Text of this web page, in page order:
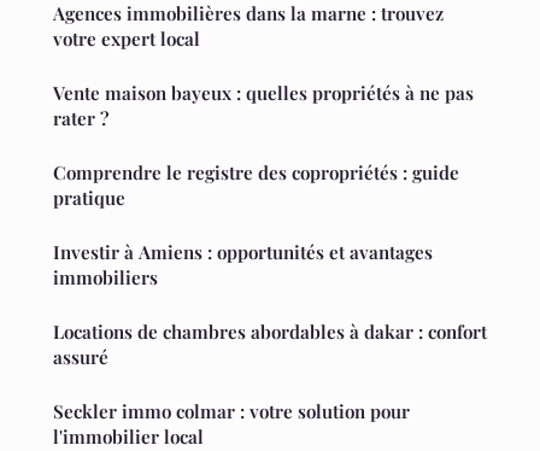
Agences immobilières dans la marne : trouvez
votre expert local
Vente maison bayeux : quelles propriétés à ne pas
rater ?
Comprendre le registre des copropriétés : guide
pratique
Investir à Amiens : opportunités et avantages
immobiliers
Locations de chambres abordables à dakar : confort
assuré
Seckler immo colmar : votre solution pour
l'immobilier local